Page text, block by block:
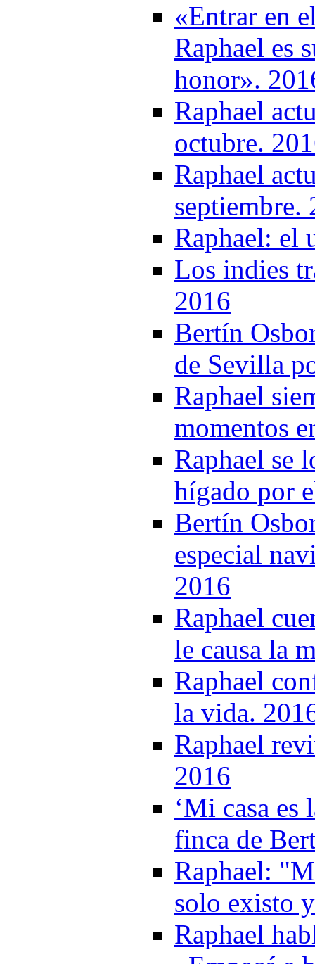
«Entrar en
Raphael es
honor».
Raphael
octubre.
Raphael
septiembre.
Raphael: el
Los indies
2016
Bertín
de Sevilla
Raphael
momentos
Raphael se
hígado por
Bertín
especial
2016
Raphael
le causa la
Raphael
la vida.
Raphael
2016
‘Mi casa es
finca de
Raphael:
solo existo
Raphael